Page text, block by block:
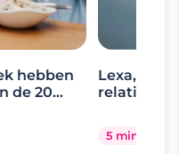
hebben
de 20
Lexa, de
relaties
5 minuten